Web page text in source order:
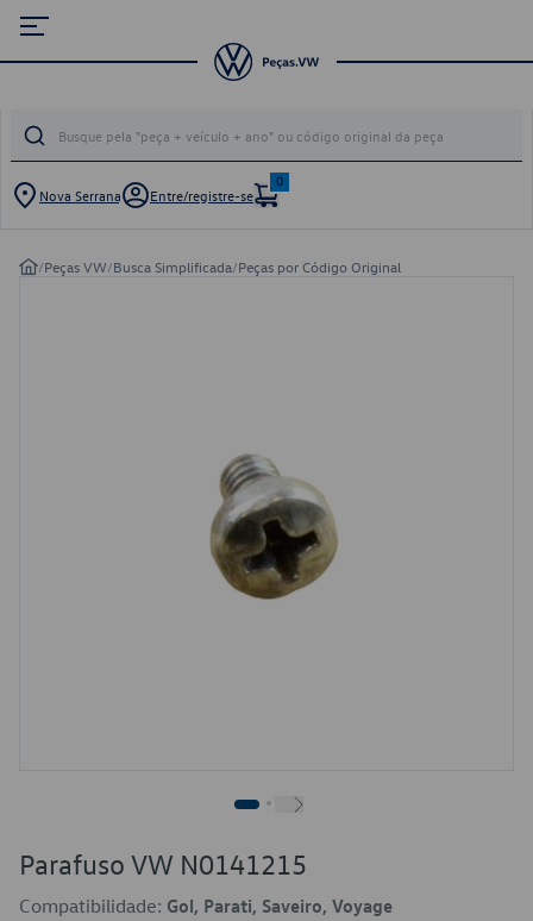
Nova Serrana Entre/registre-se
0
/Peças VW/Busca Simplificada/Peças por Código Original
Parafuso VW N0141215
Compatibilidade: Gol, Parati, Saveiro, Voyage